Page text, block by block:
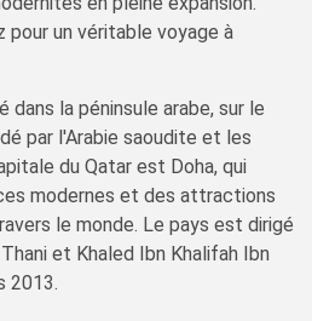
pour un véritable voyage à
la péninsule arabe, sur le
par l'Arabie saoudite et les
du Qatar est Doha, qui
modernes et des attractions
le monde. Le pays est dirigé
et Khaled Ibn Khalifah Ibn
2013.